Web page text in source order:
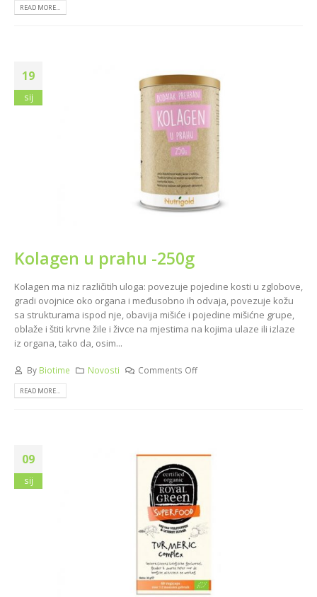
READ MORE...
19
sij
Kolagen u prahu -250g
Kolagen ma niz različitih uloga: povezuje pojedine kosti u zglobove,
gradi ovojnice oko organa i međusobno ih odvaja, povezuje kožu
sa strukturama ispod nje, obavija mišiće i pojedine mišićne grupe,
oblaže i štiti krvne žile i živce na mjestima na kojima ulaze ili izlaze
iz organa, tako da, osim...
By Biotime Novosti Comments Off
READ MORE...
09
sij